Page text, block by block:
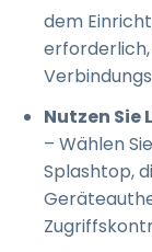
dem
Nutzen Sie
– Wählen
Splashtop,